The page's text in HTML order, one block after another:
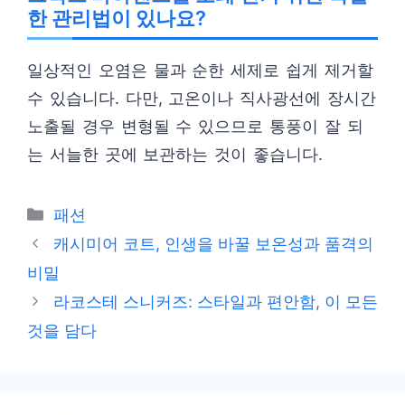
한 관리법이 있나요?
일상적인 오염은 물과 순한 세제로 쉽게 제거할
수 있습니다. 다만, 고온이나 직사광선에 장시간
노출될 경우 변형될 수 있으므로 통풍이 잘 되
는 서늘한 곳에 보관하는 것이 좋습니다.
카
테
리
패션
캐시미어 코트, 인생을 바꿀 보온성과 품격의
비밀
라코스테 스니커즈: 스타일과 편안함, 이 모든
것을 담다